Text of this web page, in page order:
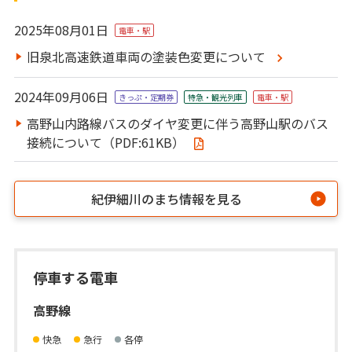
2025年08月01日 電車・駅
旧泉北高速鉄道車両の塗装色変更について
2024年09月06日 きっぷ・定期券 特急・観光列⾞ 電車・駅
高野山内路線バスのダイヤ変更に伴う高野山駅のバス
接続について（PDF:61KB）
紀伊細川のまち情報を見る
停車する電車
高野線
快急 急行 各停